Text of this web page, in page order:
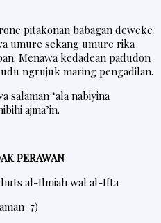
pitakonan babagan deweke
umure sekang umure rika
Menawa kedadean padudon
ngrujuk maring pengadilan.
salaman ‘ala nabiyina
ajma’in.
PERAWAN
al-Ilmiah wal al-Ifta
7)